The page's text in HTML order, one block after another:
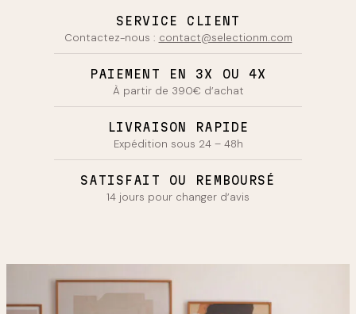
SERVICE CLIENT
Contactez-nous : contact@selectionm.com
PAIEMENT EN 3X OU 4X
À partir de 390€ d’achat
LIVRAISON RAPIDE
Expédition sous 24 – 48h
SATISFAIT OU REMBOURSÉ
14 jours pour changer d’avis